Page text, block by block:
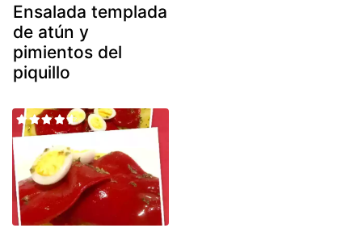
Ensalada templada
de atún y
pimientos del
piquillo